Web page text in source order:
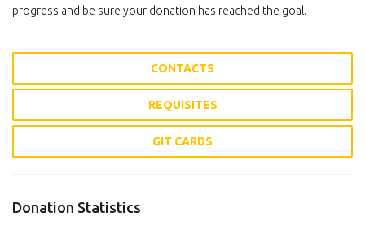
progress and be sure your donation has reached the goal.
CONTACTS
REQUISITES
GIT CARDS
Donation Statistics